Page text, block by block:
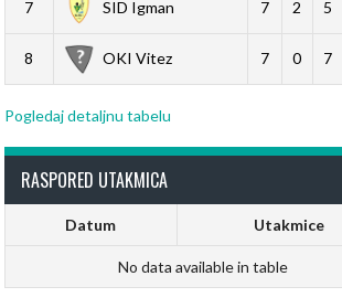
7 SID Igman 7 2 5
8 OKI Vitez 7 0 7
Pogledaj detaljnu tabelu
RASPORED UTAKMICA
Datum Utakmice
No data available in table